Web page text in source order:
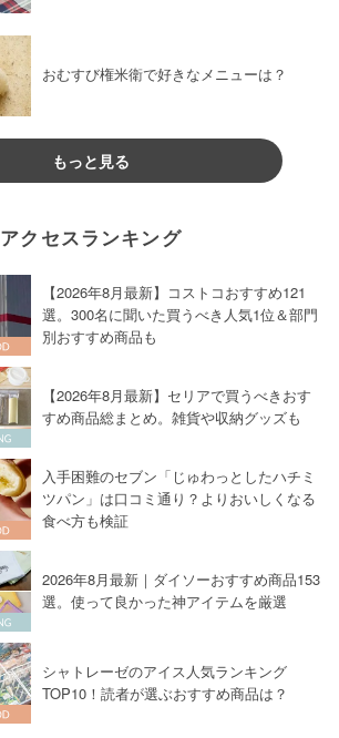
おむすび権米衛で好きなメニューは？
もっと見る
アクセスランキング
【2026年8月最新】コストコおすすめ121
選。300名に聞いた買うべき人気1位＆部門
別おすすめ商品も
【2026年8月最新】セリアで買うべきおす
すめ商品総まとめ。雑貨や収納グッズも
入手困難のセブン「じゅわっとしたハチミ
ツパン」は口コミ通り？よりおいしくなる
食べ方も検証
2026年8月最新｜ダイソーおすすめ商品153
選。使って良かった神アイテムを厳選
シャトレーゼのアイス人気ランキング
TOP10！読者が選ぶおすすめ商品は？